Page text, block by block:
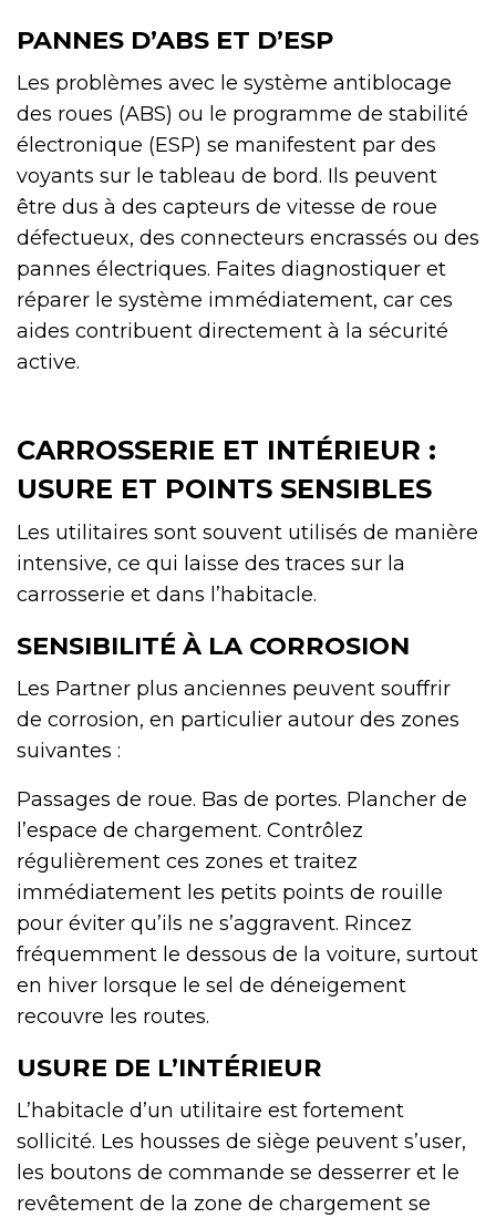
PANNES D’ABS ET D’ESP
Les problèmes avec le système antiblocage
des roues (ABS) ou le programme de stabilité
électronique (ESP) se manifestent par des
voyants sur le tableau de bord. Ils peuvent
être dus à des capteurs de vitesse de roue
défectueux, des connecteurs encrassés ou des
pannes électriques. Faites diagnostiquer et
réparer le système immédiatement, car ces
aides contribuent directement à la sécurité
active.
CARROSSERIE ET INTÉRIEUR :
USURE ET POINTS SENSIBLES
Les utilitaires sont souvent utilisés de manière
intensive, ce qui laisse des traces sur la
carrosserie et dans l’habitacle.
SENSIBILITÉ À LA CORROSION
Les Partner plus anciennes peuvent souffrir
de corrosion, en particulier autour des zones
suivantes :
Passages de roue. Bas de portes. Plancher de
l’espace de chargement. Contrôlez
régulièrement ces zones et traitez
immédiatement les petits points de rouille
pour éviter qu’ils ne s’aggravent. Rincez
fréquemment le dessous de la voiture, surtout
en hiver lorsque le sel de déneigement
recouvre les routes.
USURE DE L’INTÉRIEUR
L’habitacle d’un utilitaire est fortement
sollicité. Les housses de siège peuvent s’user,
les boutons de commande se desserrer et le
revêtement de la zone de chargement se